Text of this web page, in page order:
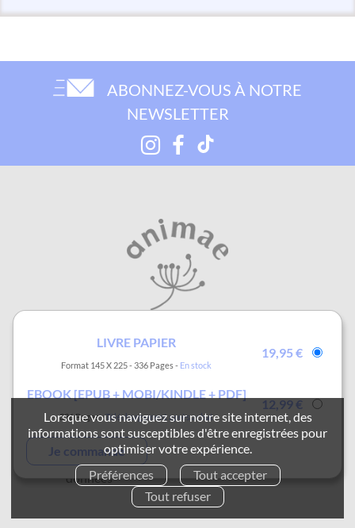
Lorsque vous naviguez sur notre site internet, des
informations sont susceptibles d'être enregistrées pour
optimiser votre expérience.
Préférences
Tout accepter
Tout refuser
LIVRE PAPIER
Format 145 X 225 336 Pages En stock
19,95 €
EBOOK [EPUB + MOBI/KINDLE + PDF]
336 Pages Téléchargement après achat
12,99 €
ABONNEZ-VOUS À NOTRE
NEWSLETTER
Notre maison
CGU
CGV
Protection de vos
données
FAQ
Retours et commandes
Animae